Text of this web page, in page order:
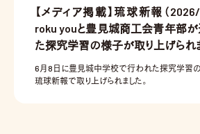
【メディア掲載】琉球新報（
roku youと豊見城商工会青年部が
た探究学習の様子が取り上げられ
6月8日に豊見城中学校で行われた探究学習の
琉球新報で取り上げられました。